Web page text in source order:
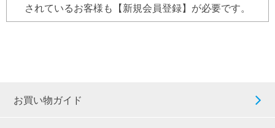
されているお客様も【新規会員登録】が必要です。
お買い物ガイド